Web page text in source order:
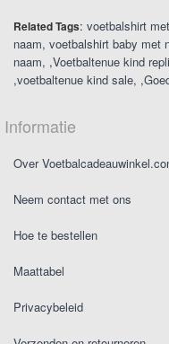
Related Tags: voetbalshirt
naam voetbalshirt baby met
naam ,Voetbaltenue kind
,voetbaltenue kind sale ,
Informatie
Over
Neem contact met ons
Hoe te bestellen
Maattabel
Privacybeleid